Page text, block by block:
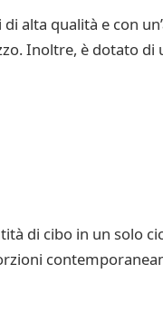
alta qualità e con
Inoltre, è dotato di
di cibo in un solo